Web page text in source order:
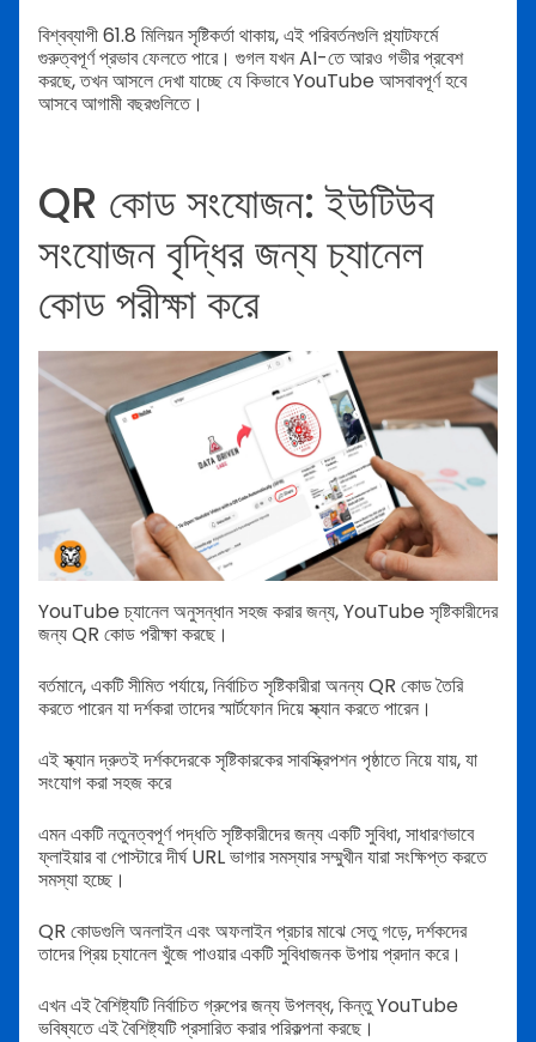
বিশ্বব্যাপী 61.8 মিলিয়ন সৃষ্টিকর্তা থাকায়, এই পরিবর্তনগুলি প্ল্যাটফর্মে
গুরুত্বপূর্ণ প্রভাব ফেলতে পারে। গুগল যখন AI-তে আরও গভীর প্রবেশ
করছে, তখন আসলে দেখা যাচ্ছে যে কিভাবে YouTube আসবাবপূর্ণ হবে
আসবে আগামী বছরগুলিতে।
QR কোড সংযোজন: ইউটিউব
সংযোজন বৃদ্ধির জন্য চ্যানেল
কোড পরীক্ষা করে
YouTube চ্যানেল অনুসন্ধান সহজ করার জন্য, YouTube সৃষ্টিকারীদের
জন্য QR কোড পরীক্ষা করছে।
বর্তমানে, একটি সীমিত পর্যায়ে, নির্বাচিত সৃষ্টিকারীরা অনন্য QR কোড তৈরি
করতে পারেন যা দর্শকরা তাদের স্মার্টফোন দিয়ে স্ক্যান করতে পারেন।
এই স্ক্যান দ্রুতই দর্শকদেরকে সৃষ্টিকারকের সাবস্ক্রিপশন পৃষ্ঠাতে নিয়ে যায়, যা
সংযোগ করা সহজ করে
এমন একটি নতুনত্বপূর্ণ পদ্ধতি সৃষ্টিকারীদের জন্য একটি সুবিধা, সাধারণভাবে
ফ্লাইয়ার বা পোস্টারে দীর্ঘ URL ভাগার সমস্যার সম্মুখীন যারা সংক্ষিপ্ত করতে
সমস্যা হচ্ছে।
QR কোডগুলি অনলাইন এবং অফলাইন প্রচার মাঝে সেতু গড়ে, দর্শকদের
তাদের প্রিয় চ্যানেল খুঁজে পাওয়ার একটি সুবিধাজনক উপায় প্রদান করে।
এখন এই বৈশিষ্ট্যটি নির্বাচিত গ্রুপের জন্য উপলব্ধ, কিন্তু YouTube
ভবিষ্যতে এই বৈশিষ্ট্যটি প্রসারিত করার পরিকল্পনা করছে।